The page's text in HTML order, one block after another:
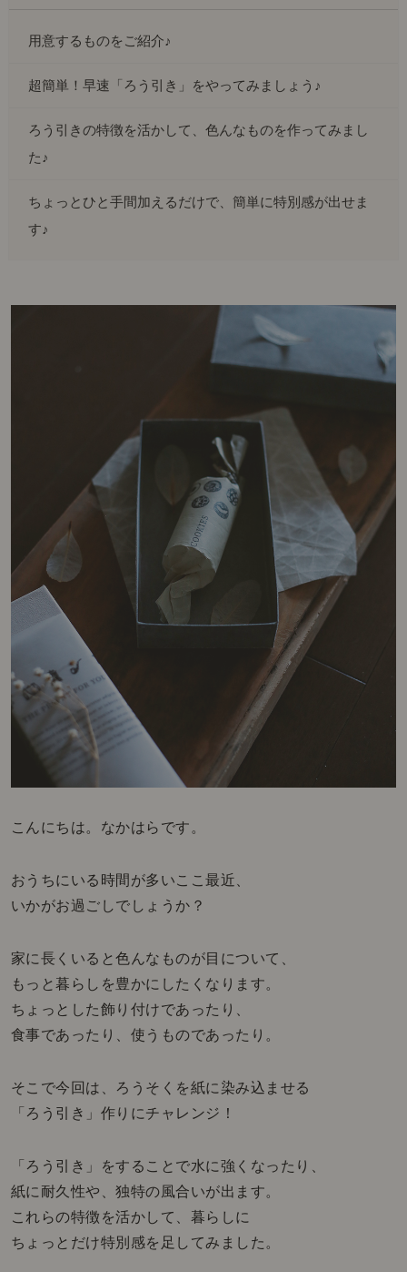
こんにちは。なかはらです。
おうちにいる時間が多いここ最近、
いかがお過ごしでしょうか？
家に長くいると色んなものが目について、
もっと暮らしを豊かにしたくなります。
ちょっとした飾り付けであったり、
食事であったり、使うものであったり。
そこで今回は、ろうそくを紙に染み込ませる
「ろう引き」作りにチャレンジ！
「ろう引き」をすることで水に強くなったり、
紙に耐久性や、独特の風合いが出ます。
これらの特徴を活かして、暮らしに
ちょっとだけ特別感を足してみました。
用意するものをご紹介♪
超簡単！早速「ろう引き」をやってみましょう♪
ろう引きの特徴を活かして、色んなものを作ってみまし
た♪
ちょっとひと手間加えるだけで、簡単に特別感が出せま
す♪